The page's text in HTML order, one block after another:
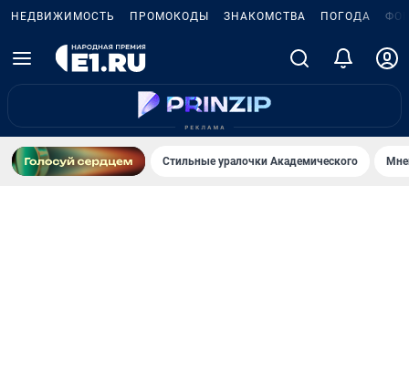
НЕДВИЖИМОСТЬ ПРОМОКОДЫ ЗНАКОМСТВА ПОГОДА
Стильные уралочки Академического